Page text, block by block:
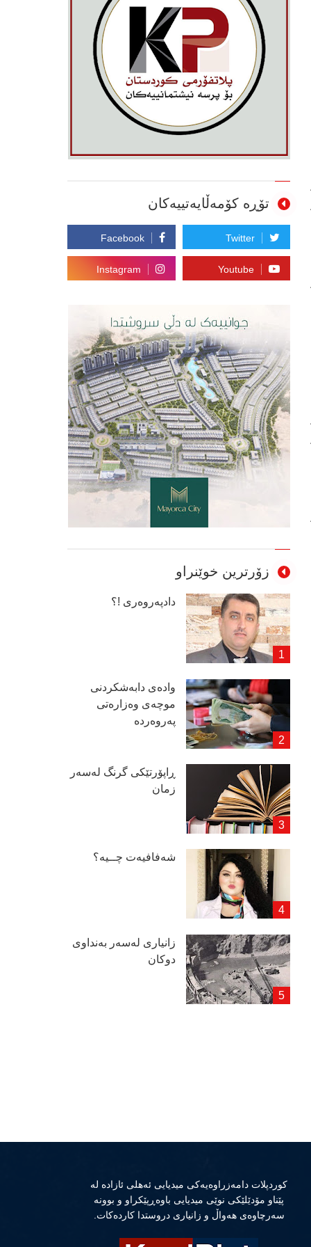
تۆڕە کۆمەڵایەتییەکان
زۆرترین خوێنراو
دادپەروەری !؟
وادەی دابەشكردنی
موچەی وەزارەتی
پەروەردە
ڕاپۆرتێكی گرنگ لەسەر
زمان
شەفافیەت چــیە؟
زانیاری لەسەر بەنداوی
دوكان
كوردپلات دامەزراوەیەكی میدیایی ئەهلی ئازادە لە
پێناو مۆدێلێكی نوێی میدیایی باوەڕپێكراو و بوونە
سەرچاوەی هەواڵ و زانیاری دروستدا كاردەكات.